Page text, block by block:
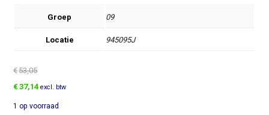
Groep 09
Locatie 945095J
€53,05
Oorspronkelijke
was:
€37,14Huidige
is:
excl. btw
1 op voorraad